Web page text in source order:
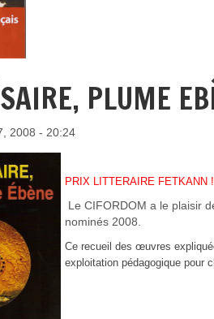
PLUME
2008 - 20:24
PRIX LITTERAIRE FETKANN
Le CIFORDOM a le plaisir
nominés 2008.
Ce recueil des œuvres
exploitation pédagogique pour